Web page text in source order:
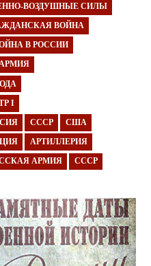
ВОЗДУШНЫЕ СИЛЫ
ВОЙНА
В РОССИИ
I
СССР США
АРТИЛЛЕРИЯ
АРМИЯ СССР